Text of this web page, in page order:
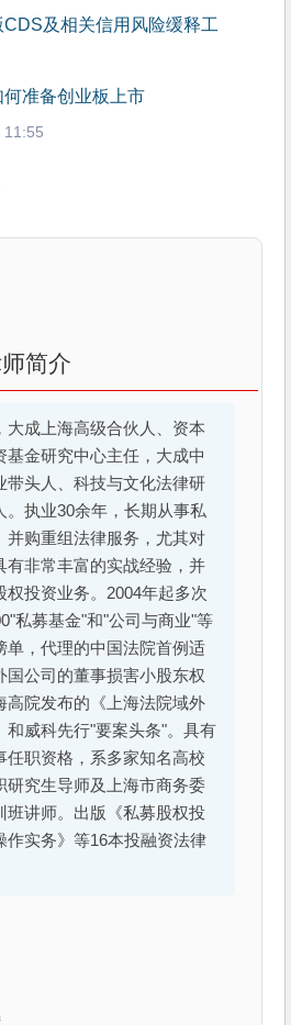
CDS及相关信用风险缓释工
准备创业板上市
11:55
简介
大成上海高级合伙人、资本
基金研究中心主任，大成中
带头人、科技与文化法律研
。执业30余年，长期从事私
并购重组法律服务，尤其对
有非常丰富的实战经验，并
权投资业务。2004年起多次
私募基金"和"公司与商业"等
单，代理的中国法院首例适
国公司的董事损害小股东权
高院发布的《上海法院域外
和威科先行"要案头条"。具有
任职资格，系多家知名高校
研究生导师及上海市商务委
班讲师。出版《私募股权投
作实务》等16本投融资法律